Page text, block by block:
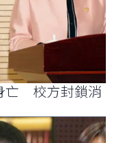
亡 校方封鎖消